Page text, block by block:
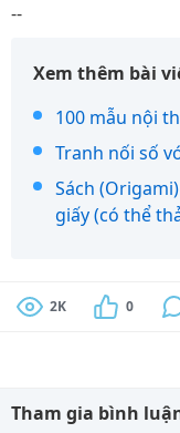
--
Xem thêm bài
100 mẫu nội
Tranh nối số
Sách
giấy (có thể
2K 0
Tham gia bình